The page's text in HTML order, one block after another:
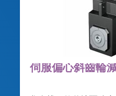
伺服偏心斜齒輪